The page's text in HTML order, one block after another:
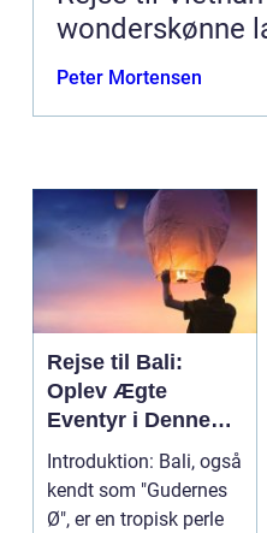
wonderskønne
Peter Mortensen
Rejse til Bali:
Oplev Ægte
Eventyr i Denne
Indonesiske
Drømmedestinatio
n
Introduktion: Bali, også
kendt som "Gudernes
Ø", er en tropisk perle